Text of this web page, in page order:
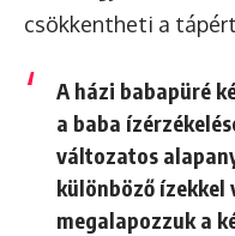
csökkentheti a
A házi babapüré
a baba
változatos
különböző
megalapozzuk a